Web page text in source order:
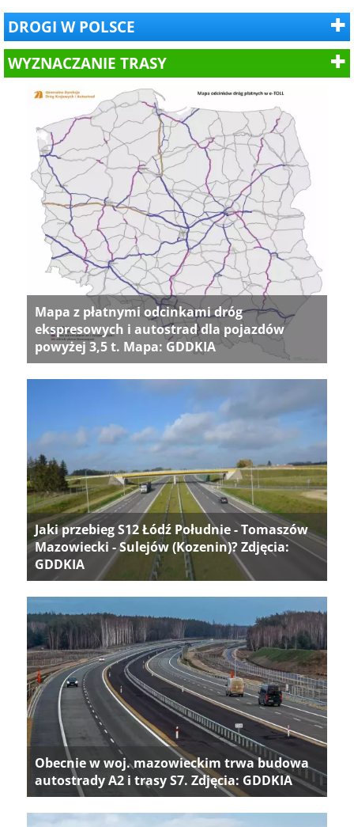
DROGI W POLSCE
WYZNACZANIE TRASY
Mapa z płatnymi odcinkami dróg
ekspresowych i autostrad dla pojazdów
powyżej 3,5 t. Mapa: GDDKIA
Jaki przebieg S12 Łódź Południe - Tomaszów
Mazowiecki - Sulejów (Kozenin)? Zdjęcia:
GDDKIA
Obecnie w woj. mazowieckim trwa budowa
autostrady A2 i trasy S7. Zdjęcia: GDDKIA